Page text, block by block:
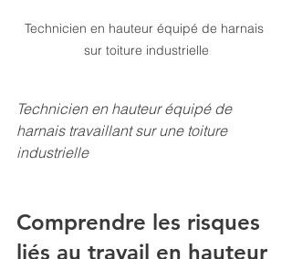
Technicien en hauteur équipé de harnais
sur toiture industrielle
Technicien en hauteur équipé de
harnais travaillant sur une toiture
industrielle
Comprendre les risques
liés au travail en hauteur